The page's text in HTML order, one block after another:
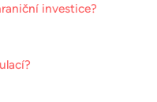
investice?